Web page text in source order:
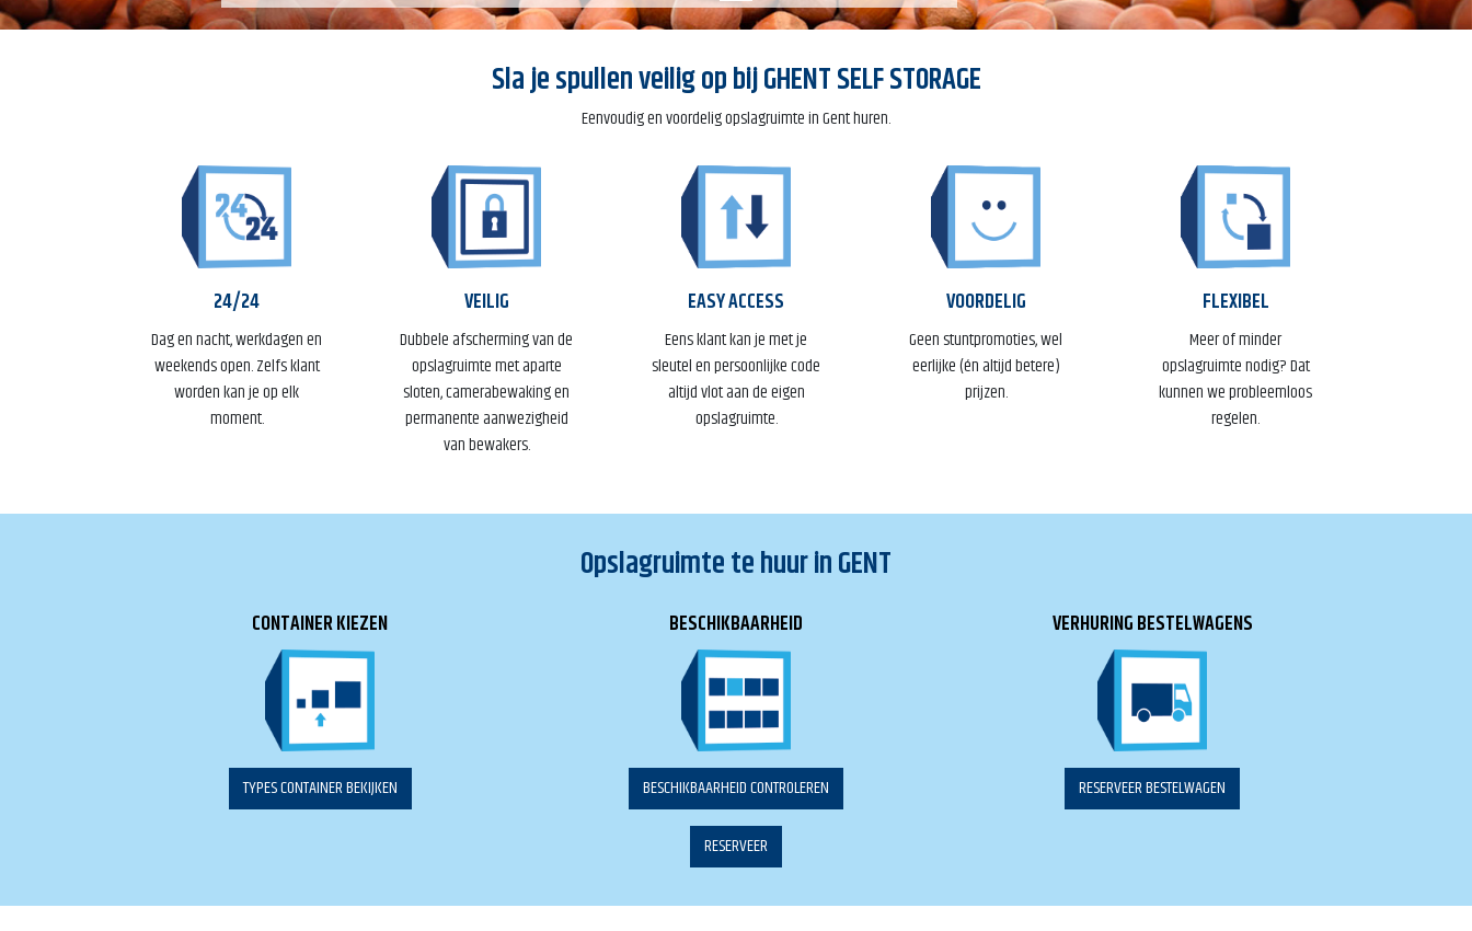
Sla je spullen veilig op bijGHENT SELF STORAGE
Eenvoudig en voordelig opslagruimte in Gent huren.
24/24
Dag en nacht, werkdagen en
weekends open. Zelfs klant
worden kan je op elk
moment.
VEILIG
Dubbele afscherming van de
opslagruimte met aparte
sloten, camerabewaking en
permanente aanwezigheid
van bewakers.
EASY ACCESS
Eens klant kan je met je
sleutel en persoonlijke code
altijd vlot aan de eigen
opslagruimte.
VOORDELIG
Geen stuntpromoties, wel
eerlijke (én altijd betere)
prijzen.
FLEXIBEL
Meer of minder
opslagruimte nodig? Dat
kunnen we probleemloos
regelen.
Opslagruimte te huur inGENT
CONTAINER KIEZEN
TYPES CONTAINER BEKIJKEN
BESCHIKBAARHEID
BESCHIKBAARHEID CONTROLEREN
RESERVEER
VERHURING BESTELWAGENS
RESERVEER BESTELWAGEN